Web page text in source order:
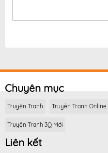
Chuyên mục
Truyện Tranh Truyện Tranh Online
Truyện Tranh 3Q Mới
Liên kết